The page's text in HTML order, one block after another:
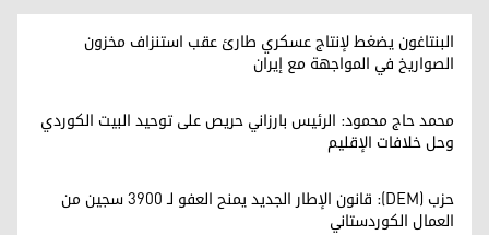
البنتاغون يضغط لإنتاج عسكري طارئ عقب استنزاف مخزون
الصواريخ في المواجهة مع إيران
محمد حاج محمود: الرئيس بارزاني حريص على توحيد البيت الكوردي
وحل خلافات الإقليم
حزب (DEM): قانون الإطار الجديد يمنح العفو لـ 3900 سجين من
العمال الكوردستاني